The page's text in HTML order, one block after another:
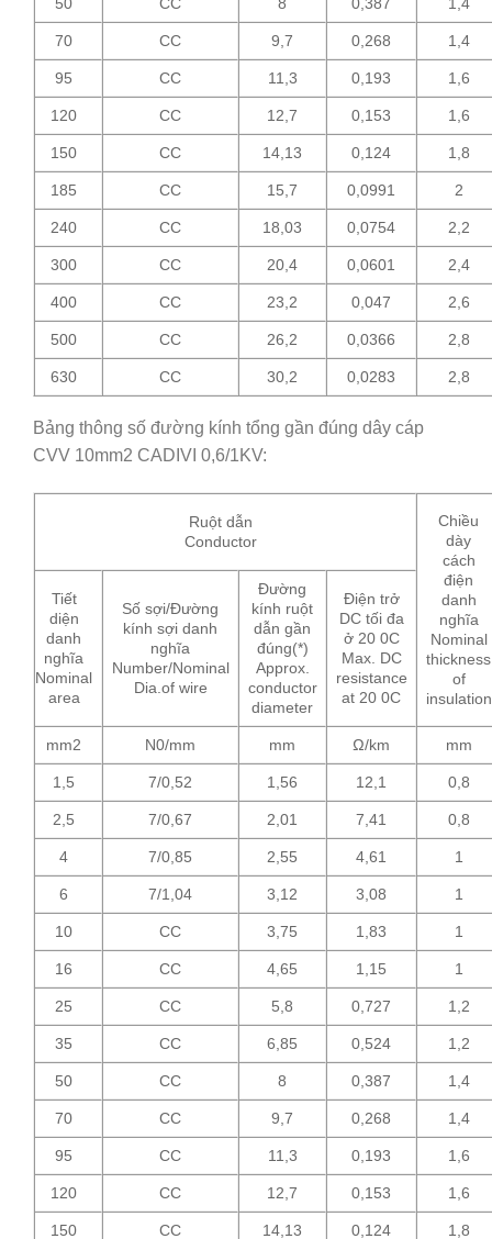
70 CC 9,7 0,268 1,4
95 CC 11,3 0,193 1,6
120 CC 12,7 0,153 1,6
150 CC 14,13 0,124 1,8
185 CC 15,7 0,0991 2
240 CC 18,03 0,0754 2,2
300 CC 20,4 0,0601 2,4
400 CC 23,2 0,047 2,6
500 CC 26,2 0,0366 2,8
630 CC 30,2 0,0283 2,8
Bảng thông số đường kính tổng gần đúng dây cáp
CVV 10mm2 CADIVI 0,6/1KV:
Ruột dẫn
Conductor
Chiều
dày
cách
điện
danh
nghĩa
Nominal
thickness
of
insulation
Tiết
diện
danh
nghĩa
Nominal
area
Số sợi/Đường
kính sợi danh
nghĩa
Number/Nominal
Dia.of wire
Đường
kính ruột
dẫn gần
đúng(*)
Approx.
conductor
diameter
Điện trở
DC tối đa
ở 20 0C
Max. DC
resistance
at 20 0C
mm2 N0/mm mm Ω/km mm
1,5 7/0,52 1,56 12,1 0,8
2,5 7/0,67 2,01 7,41 0,8
4 7/0,85 2,55 4,61 1
6 7/1,04 3,12 3,08 1
10 CC 3,75 1,83 1
16 CC 4,65 1,15 1
25 CC 5,8 0,727 1,2
35 CC 6,85 0,524 1,2
50 CC 8 0,387 1,4
70 CC 9,7 0,268 1,4
95 CC 11,3 0,193 1,6
120 CC 12,7 0,153 1,6
150 CC 14,13 0,124 1,8